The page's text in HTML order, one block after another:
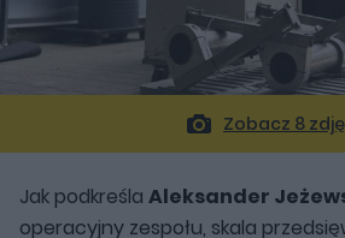
Zobacz 8
Jak podkreśla Aleksander
operacyjny zespołu, skala